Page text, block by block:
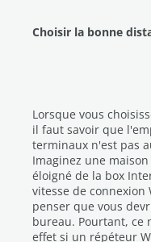
Choisir la bonne
Lorsque vous
il faut savoir que
terminaux n'est pas
Imaginez une
éloigné de la box
vitesse de connexion
penser que vous
bureau. Pourtant, ce
effet si un répéteur